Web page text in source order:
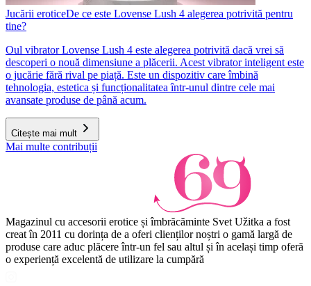
Jucării eroticeDe ce este Lovense Lush 4 alegerea potrivită pentru
tine?
Oul vibrator Lovense Lush 4 este alegerea potrivită dacă vrei să
descoperi o nouă dimensiune a plăcerii. Acest vibrator inteligent este
o jucărie fără rival pe piață. Este un dispozitiv care îmbină
tehnologia, estetica și funcționalitatea într-unul dintre cele mai
avansate produse de până acum.
Citește mai mult
Mai multe contribuții
Magazinul cu accesorii erotice și îmbrăcăminte Svet Užitka a fost
creat în 2011 cu dorința de a oferi clienților noștri o gamă largă de
produse care aduc plăcere într-un fel sau altul și în același timp oferă
o experiență excelentă de utilizare la cumpără